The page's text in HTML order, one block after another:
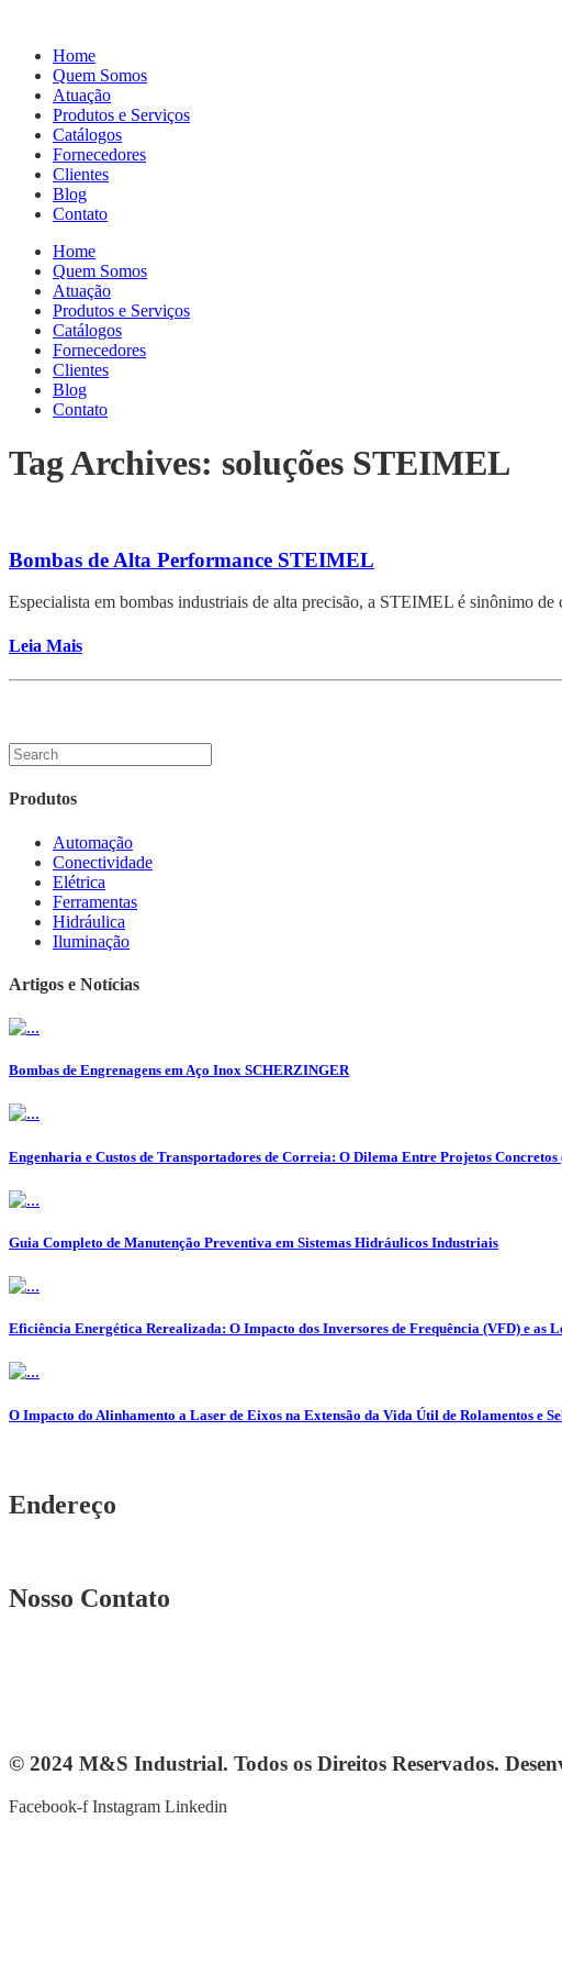
Home
Quem Somos
Atuação
Produtos e Serviços
Catálogos
Fornecedores
Clientes
Blog
Contato
Home
Quem Somos
Atuação
Produtos e Serviços
Catálogos
Fornecedores
Clientes
Blog
Contato
Tag Archives: soluções STEIMEL
Bombas de Alta Performance STEIMEL
Especialista em bombas industriais de alta precisão, a STEIMEL é sinônimo
Leia Mais
Produtos
Automação
Conectividade
Elétrica
Ferramentas
Hidráulica
Iluminação
Artigos e Notícias
Bombas de Engrenagens em Aço Inox SCHERZINGER
Engenharia e Custos de Transportadores de Correia: O Dilema Entre Projetos
Guia Completo de Manutenção Preventiva em Sistemas Hidráulicos Industriais
Eficiência Energética Rerealizada: O Impacto dos Inversores de Frequência (VFD) e as
O Impacto do Alinhamento a Laser de Eixos na Extensão da Vida Útil de Rolamentos e
Endereço
Nosso Contato
© 2024 M&S Industrial. Todos os Direitos Reservados.
Facebook-f Instagram Linkedin